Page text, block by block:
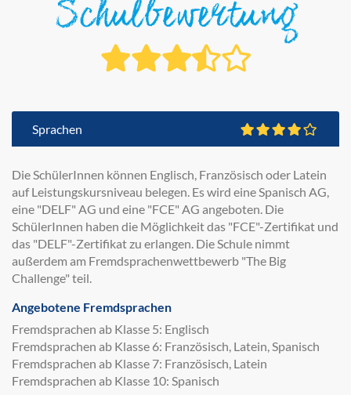
Schulbewertung
Sprachen
Die SchülerInnen können Englisch, Französisch oder Latein
auf Leistungskursniveau belegen. Es wird eine Spanisch AG,
eine "DELF" AG und eine "FCE" AG angeboten. Die
SchülerInnen haben die Möglichkeit das "FCE"-Zertifikat und
das "DELF"-Zertifikat zu erlangen. Die Schule nimmt
außerdem am Fremdsprachenwettbewerb "The Big
Challenge" teil.
Angebotene Fremdsprachen
Fremdsprachen ab Klasse 5: Englisch
Fremdsprachen ab Klasse 6: Französisch, Latein, Spanisch
Fremdsprachen ab Klasse 7: Französisch, Latein
Fremdsprachen ab Klasse 10: Spanisch